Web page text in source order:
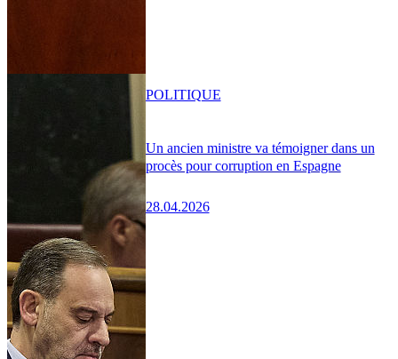
Un ancien ministre va témoigner dans un
procès pour corruption en Espagne
28.04.2026
POLITIQUE